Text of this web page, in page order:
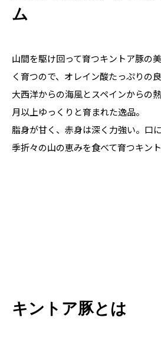
ム
山間を駆け回って育つキントア豚の
く育つので、オレイン酸たっぷりの
大西洋からの海風とスペインからの
月以上ゆっくりと育まれた逸品。
脂身が甘く、赤身は深く力強い。口
季折々の山の恵みを食べて育つキン
キントア豚とは